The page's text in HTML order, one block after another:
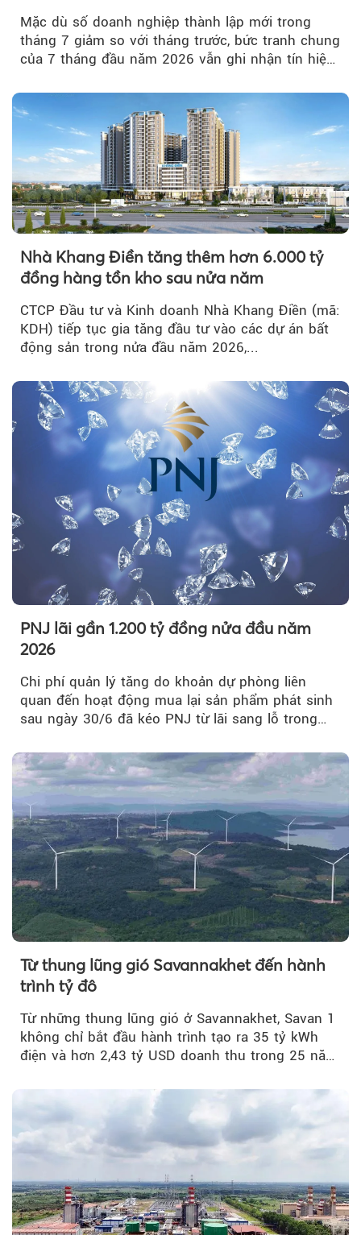
Mặc dù số doanh nghiệp thành lập mới trong
tháng 7 giảm so với tháng trước, bức tranh chung
của 7 tháng đầu năm 2026 vẫn ghi nhận tín hiệu
Nhà Khang Điền tăng thêm hơn 6.000 tỷ
đồng hàng tồn kho sau nửa năm
CTCP Đầu tư và Kinh doanh Nhà Khang Điền (mã:
KDH) tiếp tục gia tăng đầu tư vào các dự án bất
động sản trong nửa đầu năm 2026,...
PNJ lãi gần 1.200 tỷ đồng nửa đầu năm
2026
Chi phí quản lý tăng do khoản dự phòng liên
quan đến hoạt động mua lại sản phẩm phát sinh
sau ngày 30/6 đã kéo PNJ từ lãi sang lỗ trong
Từ thung lũng gió Savannakhet đến hành
trình tỷ đô
Từ những thung lũng gió ở Savannakhet, Savan 1
không chỉ bắt đầu hành trình tạo ra 35 tỷ kWh
điện và hơn 2,43 tỷ USD doanh thu trong 25 năm